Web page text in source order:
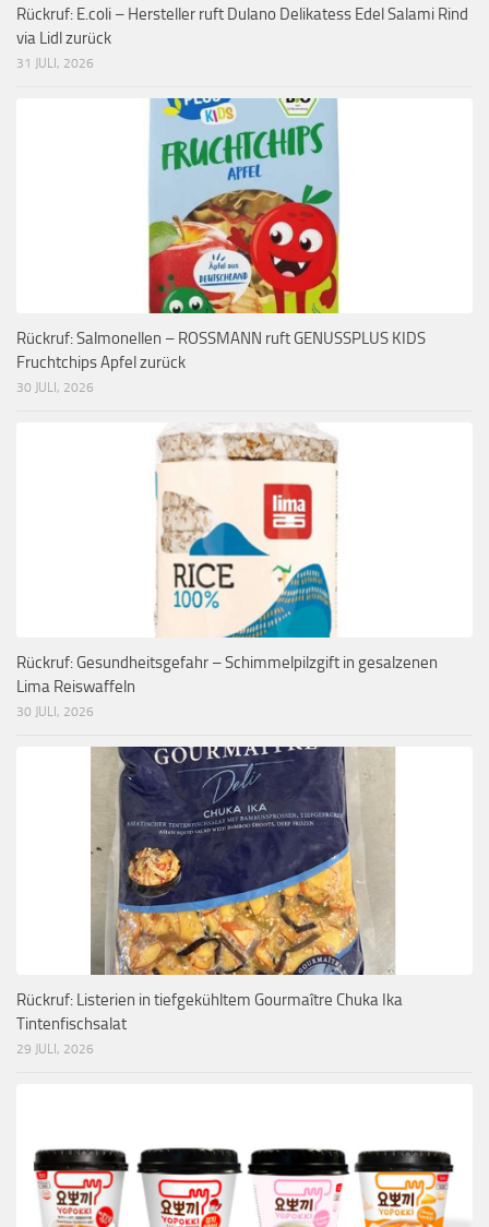
Rückruf: E.coli – Hersteller ruft Dulano Delikatess Edel Salami Rind
via Lidl zurück
31 JULI, 2026
Rückruf: Salmonellen – ROSSMANN ruft GENUSSPLUS KIDS
Fruchtchips Apfel zurück
30 JULI, 2026
Rückruf: Gesundheitsgefahr – Schimmelpilzgift in gesalzenen
Lima Reiswaffeln
30 JULI, 2026
Rückruf: Listerien in tiefgekühltem Gourmaître Chuka Ika
Tintenfischsalat
29 JULI, 2026